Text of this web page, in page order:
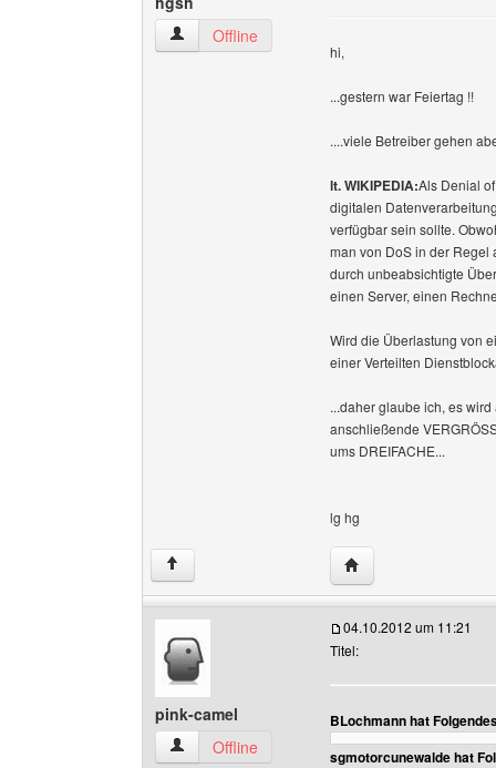
hgsh Benutzer-Profile anzeigen
Offline
hi,
...gestern war Feiertag !!
....viele Betreiber gehen
lt. WIKIPEDIA:Als Denial
digitalen
verfügbar sein sollte.
man von DoS in der Regel
durch unbeabsichtigte
einen Server, einen
Wird die Überlastung von
einer Verteilten
...daher glaube ich, es
anschließende
ums DREIFACHE...
lg hg
↑ Website dieses
pink-camel
pink-camel Benutzer-Profile anzeigen
Offline
04.10.2012 um 11:21
Titel:
BLochmann hat
sgmotorcunewalde hat